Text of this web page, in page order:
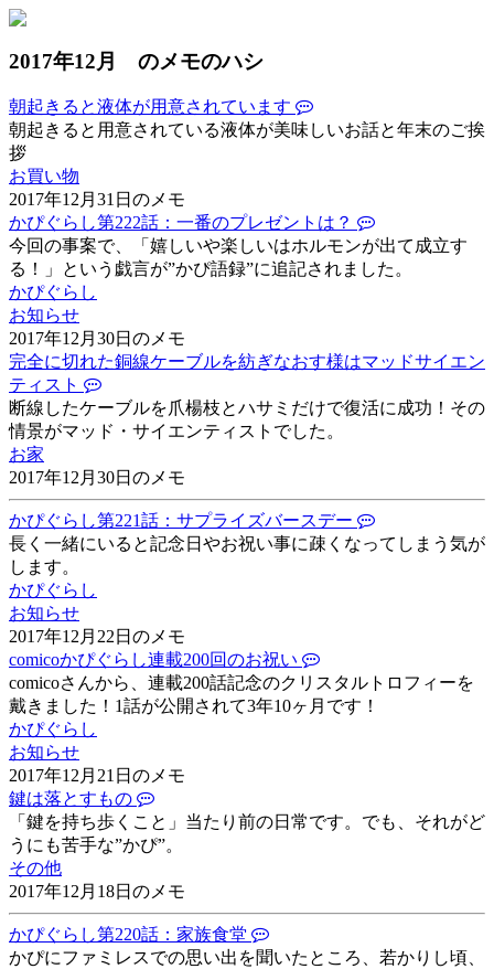
2017年12月 のメモのハシ
朝起きると液体が用意されています
朝起きると用意されている液体が美味しいお話と年末のご挨
拶
お買い物
2017年12月31日のメモ
かぴぐらし第222話：一番のプレゼントは？
今回の事案で、「嬉しいや楽しいはホルモンが出て成立す
る！」という戯言が”かぴ語録”に追記されました。
かぴぐらし
お知らせ
2017年12月30日のメモ
完全に切れた銅線ケーブルを紡ぎなおす様はマッドサイエン
ティスト
断線したケーブルを爪楊枝とハサミだけで復活に成功！その
情景がマッド・サイエンティストでした。
お家
2017年12月30日のメモ
かぴぐらし第221話：サプライズバースデー
長く一緒にいると記念日やお祝い事に疎くなってしまう気が
します。
かぴぐらし
お知らせ
2017年12月22日のメモ
comicoかぴぐらし連載200回のお祝い
comicoさんから、連載200話記念のクリスタルトロフィーを
戴きました！1話が公開されて3年10ヶ月です！
かぴぐらし
お知らせ
2017年12月21日のメモ
鍵は落とすもの
「鍵を持ち歩くこと」当たり前の日常です。でも、それがど
うにも苦手な”かぴ”。
その他
2017年12月18日のメモ
かぴぐらし第220話：家族食堂
かぴにファミレスでの思い出を聞いたところ、若かりし頃、